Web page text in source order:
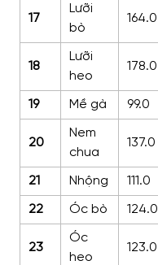
17
Lưỡi
bò
164.0
18
Lưỡi
heo
178.0
19 Mề gà 99.0
20
Nem
chua
137.0
21 Nhộng 111.0
22 Óc bò 124.0
23
Óc
heo
123.0